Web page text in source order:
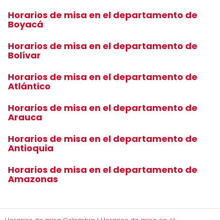
Horarios de misa en el departamento de
Boyacá
Horarios de misa en el departamento de
Bolívar
Horarios de misa en el departamento de
Atlántico
Horarios de misa en el departamento de
Arauca
Horarios de misa en el departamento de
Antioquia
Horarios de misa en el departamento de
Amazonas